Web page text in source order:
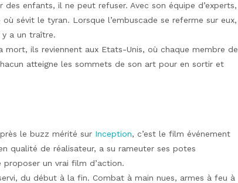
enfants, il ne peut refuser. Avec son équipe d’experts,
où sévit le tyran. Lorsque l’embuscade se referme sur eux,
a un traître.
mort, ils reviennent aux Etats-Unis, où chaque membre de
atteigne les sommets de son art pour en sortir et
le buzz mérité sur Inception, c’est le film événement
qualité de réalisateur, a su rameuter ses potes
un vrai film d’action.
du début à la fin. Combat à main nues, armes à feu à